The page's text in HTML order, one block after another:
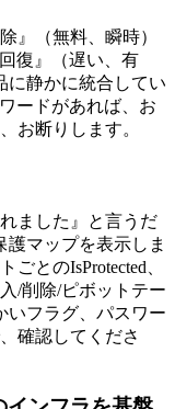
』（無料、瞬時）
復』（遅い、有
に静かに統合してい
ードがあれば、お
お断りします。
ました』と言うだ
マップを表示しま
とのIsProtected、
/削除/ピボットテー
いフラグ、パスワー
確認してくださ